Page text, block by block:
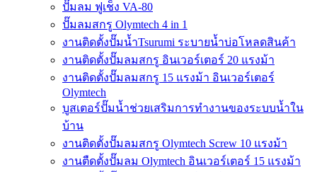
ปั๊มลม ฟูเช็ง VA-80
ปั๊มลมสกรู Olymtech 4 in 1
งานติดตั้งปั๊มน้ำTsurumi ระบายน้ำบ่อโหลดสินค้า
งานติดตั้งปั๊มลมสกรู อินเวอร์เตอร์ 20 แรงม้า
งานติดตั้งปั๊มลมสกรู 15 แรงม้า อินเวอร์เตอร์
Olymtech
บูสเตอร์ปั๊มน้ำช่วยเสริมการทำงานของระบบน้ำใน
บ้าน
งานติดตั้งปั๊มลมสกรู Olymtech Screw 10 แรงม้า
งานตืดตั้งปั๊มลม Olymtech อินเวอร์เตอร์ 15 แรงม้า